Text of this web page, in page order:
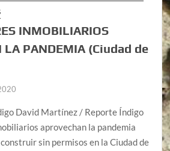
INMOBILIARIOS
LA PANDEMIA (Ciudad de
David Martínez / Reporte Índigo
aprovechan la pandemia
sin permisos en la Ciudad de